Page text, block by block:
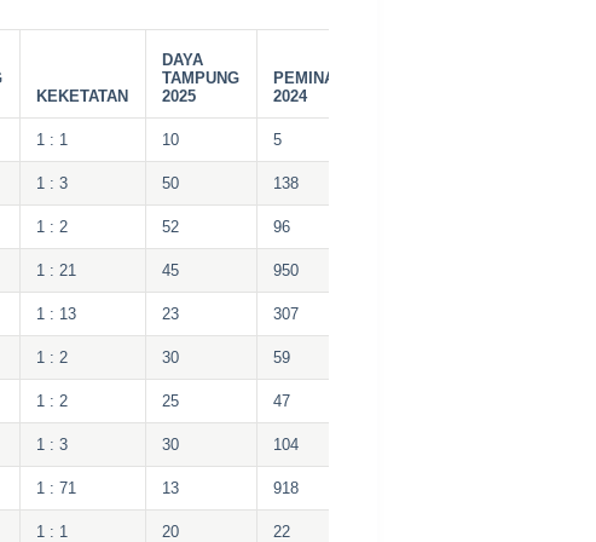
KEKETATAN
DAYA
TAMPUNG
2025
PEMINAT
2024
1 : 1 10 5
1 : 3 50 138
1 : 2 52 96
1 : 21 45 950
1 : 13 23 307
1 : 2 30 59
1 : 2 25 47
1 : 3 30 104
1 : 71 13 918
1 : 1 20 22